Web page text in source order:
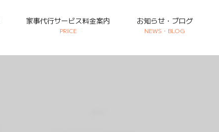
家事代行サービス料金案内
PRICE
お知らせ・ブログ
NEWS・BLOG